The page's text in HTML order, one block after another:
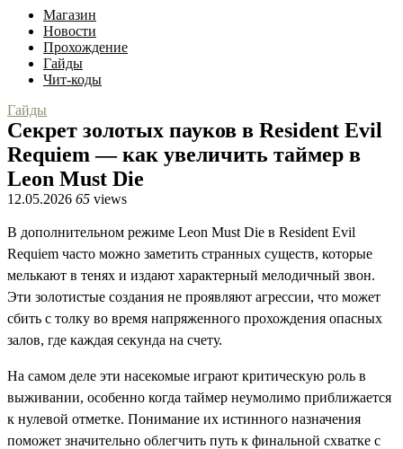
Магазин
Новости
Прохождение
Гайды
Чит-коды
Гайды
Секрет золотых пауков в Resident Evil
Requiem — как увеличить таймер в
Leon Must Die
12.05.2026 65 views
В дополнительном режиме Leon Must Die в Resident Evil
Requiem часто можно заметить странных существ, которые
мелькают в тенях и издают характерный мелодичный звон.
Эти золотистые создания не проявляют агрессии, что может
сбить с толку во время напряженного прохождения опасных
залов, где каждая секунда на счету.
На самом деле эти насекомые играют критическую роль в
выживании, особенно когда таймер неумолимо приближается
к нулевой отметке. Понимание их истинного назначения
поможет значительно облегчить путь к финальной схватке с